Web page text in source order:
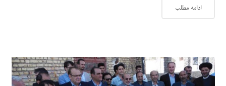
ادامه مطلب